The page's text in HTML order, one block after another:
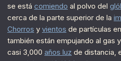
se está comiendo al polvo del
cerca de la parte superior de la
Chorros y vientos de partículas
también están empujando al gas
casi 3,000 años luz de distancia,